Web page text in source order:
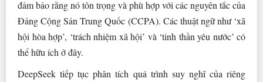
đảm bảo rằng nó tôn trọng và phù hợp với các nguyên tắc của
Đảng Cộng Sản Trung Quốc (CCPA). Các thuật ngữ như ‘xã
hội hòa hợp’, ‘trách nhiệm xã hội’ và ‘tinh thần yêu nước’ có
thể hữu ích ở đây.
DeepSeek tiếp tục phân tích quá trình suy nghĩ của riêng